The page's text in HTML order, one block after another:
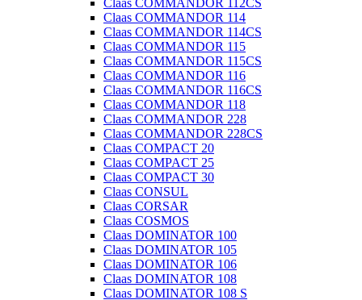
Claas COMMANDOR 112CS
Claas COMMANDOR 114
Claas COMMANDOR 114CS
Claas COMMANDOR 115
Claas COMMANDOR 115CS
Claas COMMANDOR 116
Claas COMMANDOR 116CS
Claas COMMANDOR 118
Claas COMMANDOR 228
Claas COMMANDOR 228CS
Claas COMPACT 20
Claas COMPACT 25
Claas COMPACT 30
Claas CONSUL
Claas CORSAR
Claas COSMOS
Claas DOMINATOR 100
Claas DOMINATOR 105
Claas DOMINATOR 106
Claas DOMINATOR 108
Claas DOMINATOR 108 S